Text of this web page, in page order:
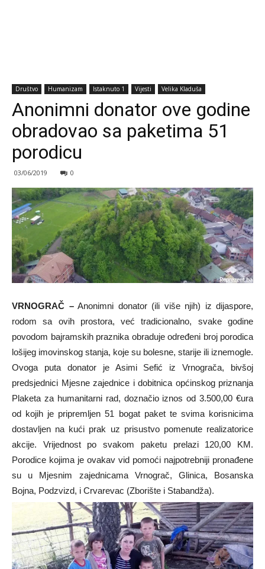
Društvo Humanizam Istaknuto 1 Vijesti Velika Kladuša
Anonimni donator ove godine
obradovao sa paketima 51
porodicu
03/06/2019 0
VRNOGRAČ –Anonimni donator (ili više njih) iz dijaspore,
rodom sa ovih prostora, već tradicionalno, svake godine
povodom bajramskih praznika obraduje određeni broj porodica
lošijeg imovinskog stanja, koje su bolesne, starije ili iznemogle.
Ovoga puta donator je Asimi Sefić iz Vrnograča, bivšoj
predsjednici Mjesne zajednice i dobitnica općinskog priznanja
Plaketa za humanitarni rad, doznačio iznos od 3.500,00 €ura
od kojih je pripremljen 51 bogat paket te svima korisnicima
dostavljen na kući prak uz prisustvo pomenute realizatorice
akcije. Vrijednost po svakom paketu prelazi 120,00 KM.
Porodice kojima je ovakav vid pomoći najpotrebniji pronađene
su u Mjesnim zajednicama Vrnograč, Glinica, Bosanska
Bojna, Podzvizd, i Crvarevac (Zborište i Stabandža).